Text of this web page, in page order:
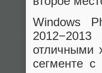
Windows
отличными
сегменте